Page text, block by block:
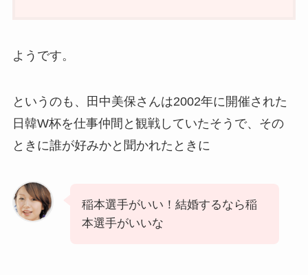
ようです。
というのも、田中美保さんは2002年に開催された
日韓W杯を仕事仲間と観戦していたそうで、その
ときに誰が好みかと聞かれたときに
稲本選手がいい！結婚するなら稲
本選手がいいな